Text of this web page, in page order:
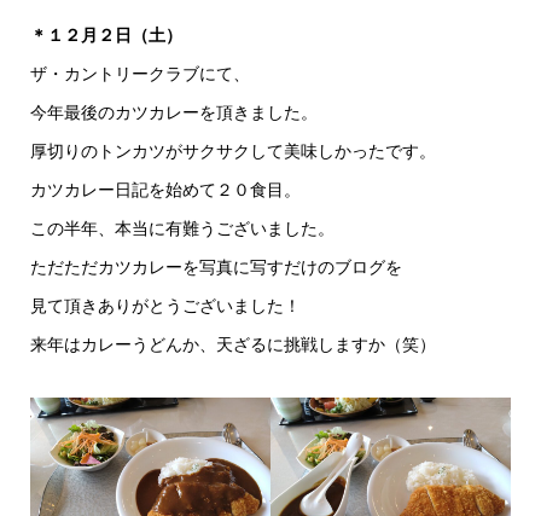
＊１２月２日（土）
ザ・カントリークラブにて、
今年最後のカツカレーを頂きました。
厚切りのトンカツがサクサクして美味しかったです。
カツカレー日記を始めて２０食目。
この半年、本当に有難うございました。
ただただカツカレーを写真に写すだけのブログを
見て頂きありがとうございました！
来年はカレーうどんか、天ざるに挑戦しますか（笑）